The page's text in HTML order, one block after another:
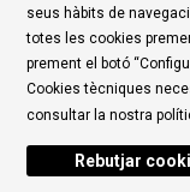
Ús de Cookies
|
Link a rss
seus hàbits de
totes les cookies
prement el botó
Cookies tècniques
consultar la nostra
Rebutjar